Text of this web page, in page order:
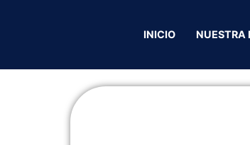
INICIO NUESTRA
y Reparacion de Equipos Celulares